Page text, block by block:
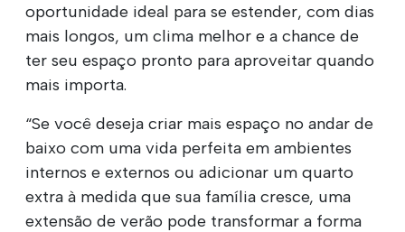
oportunidade ideal para se estender, com dias
mais longos, um clima melhor e a chance de
ter seu espaço pronto para aproveitar quando
mais importa.
“Se você deseja criar mais espaço no andar de
baixo com uma vida perfeita em ambientes
internos e externos ou adicionar um quarto
extra à medida que sua família cresce, uma
extensão de verão pode transformar a forma